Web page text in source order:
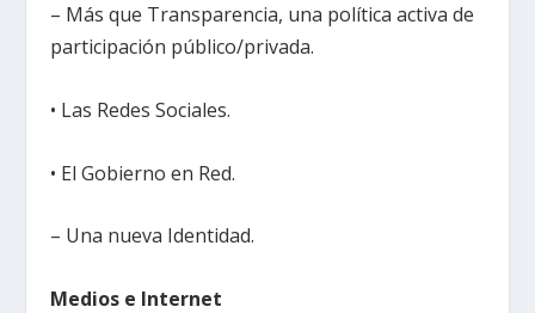
– Más que Transparencia, una política activa de
participación público/privada.
• Las Redes Sociales.
• El Gobierno en Red.
– Una nueva Identidad.
Medios e Internet